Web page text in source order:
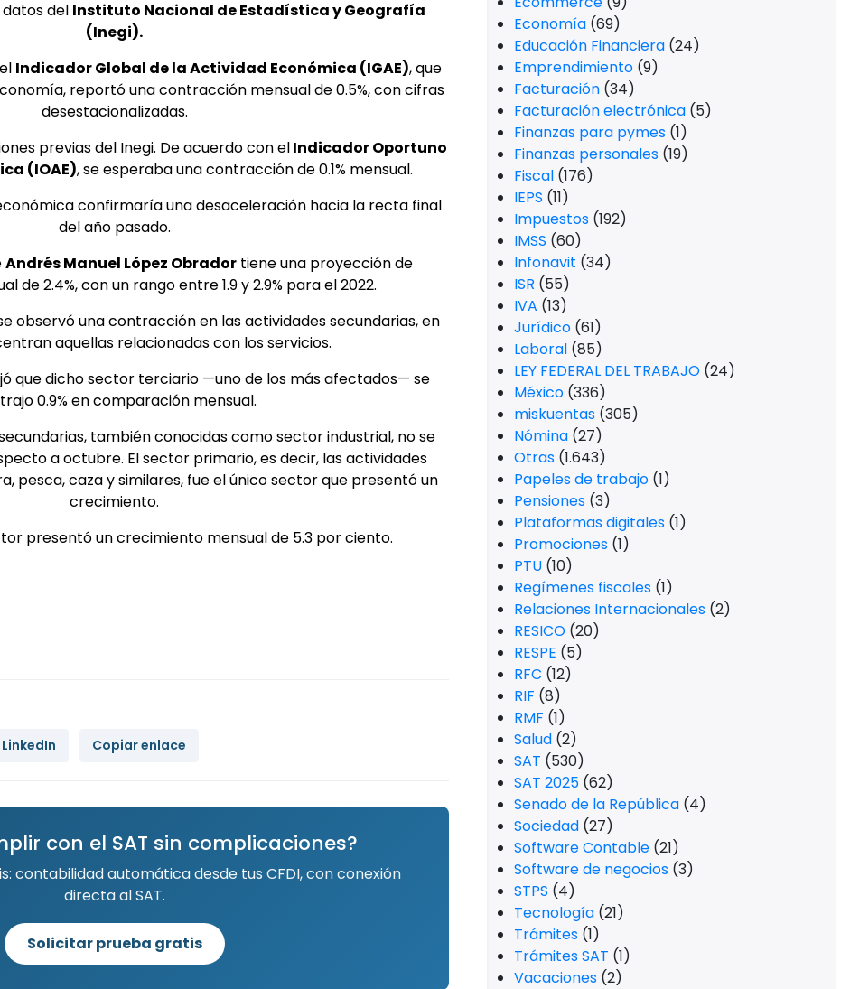
del Instituto Nacional de Estadística y Geografía
(Inegi).
Indicador Global de la Actividad Económica (IGAE), que
reportó una contracción mensual de 0.5%, con cifras
desestacionalizadas.
previas del Inegi. De acuerdo con elIndicador Oportuno
(IOAE), se esperaba una contracción de 0.1% mensual.
confirmaría una desaceleración hacia la recta final
del año pasado.
Andrés Manuel López Obrador tiene una proyección de
de 2.4%, con un rango entre 1.9 y 2.9% para el 2022.
observó una contracción en las actividades secundarias, en
aquellas relacionadas con los servicios.
que dicho sector terciario —uno de los más afectados— se
0.9% en comparación mensual.
también conocidas como sector industrial, no se
a octubre. El sector primario, es decir, las actividades
pesca, caza y similares, fue el único sector que presentó un
crecimiento.
presentó un crecimiento mensual de 5.3 por ciento.
LinkedIn Copiar enlace
con el SAT sin complicaciones?
contabilidad automática desde tus CFDI, con conexión
directa al SAT.
Solicitar prueba gratis
Economía (69)
Educación Financiera (24)
Emprendimiento (9)
Facturación (34)
Facturación electrónica (5)
Finanzas para pymes (1)
Finanzas personales (19)
Fiscal (176)
IEPS (11)
Impuestos (192)
IMSS (60)
Infonavit (34)
ISR (55)
IVA (13)
Jurídico (61)
Laboral (85)
LEY FEDERAL DEL TRABAJO (24)
México (336)
miskuentas (305)
Nómina (27)
Otras (1.643)
Papeles de trabajo (1)
Pensiones (3)
Plataformas digitales (1)
Promociones (1)
PTU (10)
Regímenes fiscales (1)
Relaciones Internacionales (2)
RESICO (20)
RESPE (5)
RFC (12)
RIF (8)
RMF (1)
Salud (2)
SAT (530)
SAT 2025 (62)
Senado de la República (4)
Sociedad (27)
Software Contable (21)
Software de negocios (3)
STPS (4)
Tecnología (21)
Trámites (1)
Trámites SAT (1)
Vacaciones (2)